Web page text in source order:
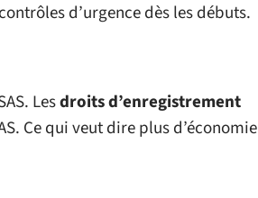
d’urgence dès les débuts.
Lesdroits d’enregistrement
Ce qui veut dire plus d’économie